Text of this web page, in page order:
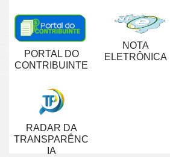
PORTAL DO
CONTRIBUINTE
NOTA
ELETRÔNICA
RADAR DA
TRANSPARÊNC
IA